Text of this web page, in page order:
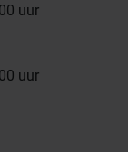
uur
uur